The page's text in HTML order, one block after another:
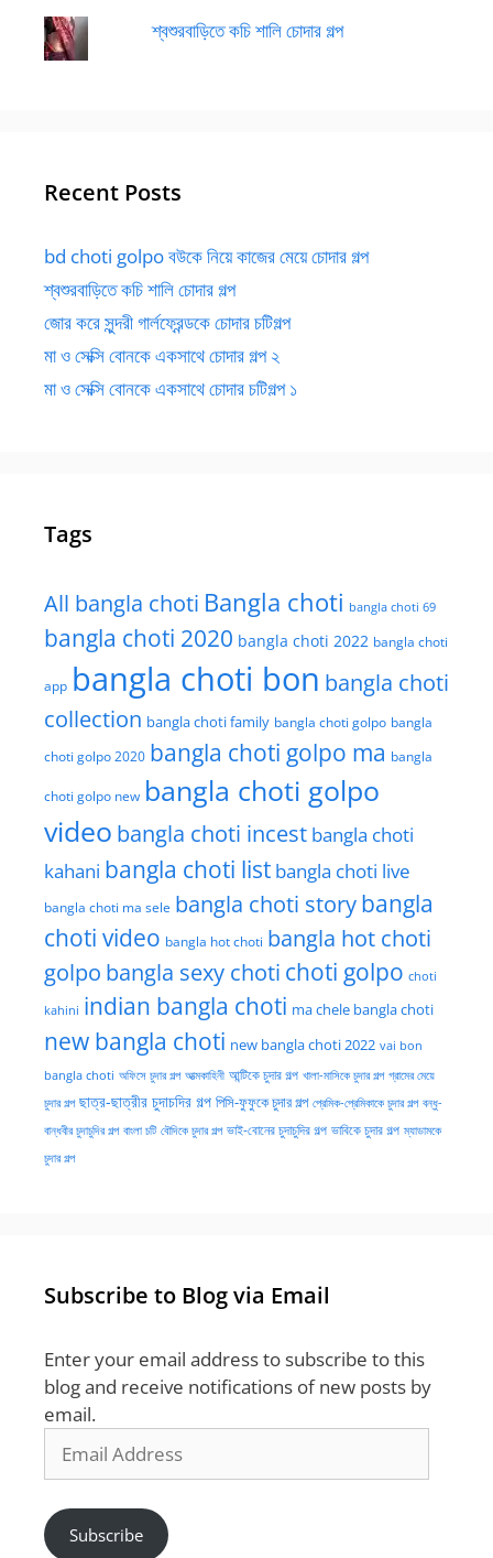
শ্বশুরবাড়িতে কচি শালি চোদার গল্প
Recent Posts
bd choti golpo বউকে নিয়ে কাজের মেয়ে চোদার গল্প
শ্বশুরবাড়িতে কচি শালি চোদার গল্প
জোর করে সুন্দরী গার্লফ্রেন্ডকে চোদার চটিগল্প
মা ও সেক্সি বোনকে একসাথে চোদার গল্প ২
মা ও সেক্সি বোনকে একসাথে চোদার চটিগল্প ১
Tags
All bangla choti Bangla choti bangla choti 69
bangla choti 2020 bangla choti 2022 bangla choti
app bangla choti bon bangla choti
collection bangla choti family bangla choti golpo bangla
choti golpo 2020 bangla choti golpo ma bangla
choti golpo new bangla choti golpo
video bangla choti incest bangla choti
kahani bangla choti list bangla choti live
bangla choti ma sele bangla choti storybangla
choti video bangla hot choti bangla hot choti
golpo bangla sexy choti choti golpo choti
kahini indian bangla choti ma chele bangla choti
new bangla choti new bangla choti 2022 vai bon
bangla choti অফিসে চুদার গল্প আত্মকাহিনী আন্টিকে চুদার গল্প খালা-মাসিকে চুদার গল্প গ্রামের মেয়ে
চুদার গল্প ছাত্র-ছাত্রীর চুদাচদির গল্প পিসি-ফুফুকে চুদার গল্প প্রেমিক-প্রেমিকাকে চুদার গল্প বন্ধু-
বান্ধবীর চুদাচুদির গল্প বাংলা চটি বৌদিকে চুদার গল্প ভাই-বোনের চুদাচুদির গল্প ভাবিকে চুদার গল্প ম্যাডামকে
চুদার গল্প
Subscribe to Blog via Email
Enter your email address to subscribe to this
blog and receive notifications of new posts by
email.
Address
Subscribe